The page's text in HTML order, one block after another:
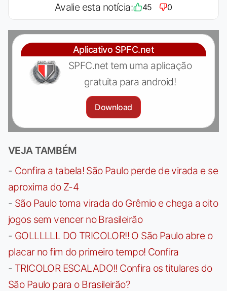
Avalie esta notícia: 45 0
Aplicativo SPFC.net
SPFC.net tem uma aplicação
gratuita para android!
Download
VEJA TAMBÉM
- Confira a tabela! São Paulo perde de virada e se
aproxima do Z-4
- São Paulo toma virada do Grêmio e chega a oito
jogos sem vencer no Brasileirão
- GOLLLLLL DO TRICOLOR!! O São Paulo abre o
placar no fim do primeiro tempo! Confira
- TRICOLOR ESCALADO!! Confira os titulares do
São Paulo para o Brasileirão?